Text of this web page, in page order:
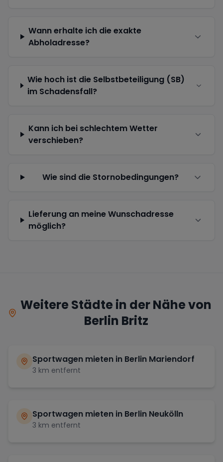
Wann erhalte ich die exakte
Abholadresse?
Wie hoch ist die Selbstbeteiligung (SB)
im Schadensfall?
Kann ich bei schlechtem Wetter
verschieben?
Wie sind die Stornobedingungen?
Lieferung an meine Wunschadresse
möglich?
Weitere Städte in der Nähe von
Berlin Britz
Sportwagen mieten in Berlin Mariendorf
3 km entfernt
Sportwagen mieten in Berlin Neukölln
3 km entfernt